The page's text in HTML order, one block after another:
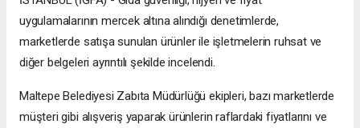
uygulamalarının mercek altına alındığı denetimlerde,
marketlerde satışa sunulan ürünler ile işletmelerin ruhsat ve
diğer belgeleri ayrıntılı şekilde incelendi.
Maltepe Belediyesi Zabıta Müdürlüğü ekipleri, bazı marketlerde
müşteri gibi alışveriş yaparak ürünlerin raflardaki fiyatlarını ve